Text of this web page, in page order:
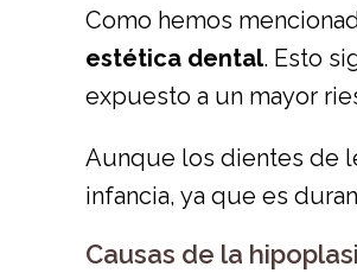
Como hemos
estética dental. Esto
expuesto a un mayor
Aunque los dientes de
infancia, ya que es
Causas de la